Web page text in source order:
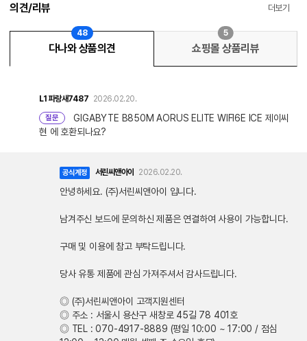
의견/리뷰 더보기
다나와 상품의견
48
쇼핑몰 상품리뷰
5
L1파랑새7487 2026.02.20.
질문
GIGABYTE B850M AORUS ELITE WIFI6E ICE 제이씨
현 에 호환되나요?
공식계정 서린씨앤아이 2026.02.20.
안녕하세요. (주)서린씨앤아이 입니다.
남겨주신 보드에 문의하신 제품은 연결하여 사용이 가능합니다.
구매 및 이용에 참고 부탁드립니다.
당사 유통 제품에 관심 가져주셔서 감사드립니다.
◎ (주)서린씨앤아이 고객지원센터
◎ 주소 : 서울시 용산구 새창로 45길 78 401호
◎ TEL : 070-4917-8889 (평일 10:00 ~ 17:00 / 점심